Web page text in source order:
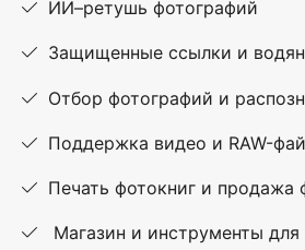
ИИ–ретушь фотографий
Защищенные ссылки и
Отбор фотографий и
Поддержка видео и RAW-
Печать фотокниг и продажа
Магазин и инструменты